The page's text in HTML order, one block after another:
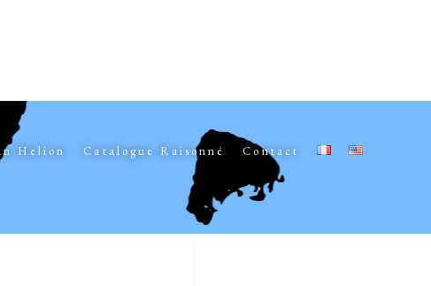
Helion Catalogue Raisonné Contact